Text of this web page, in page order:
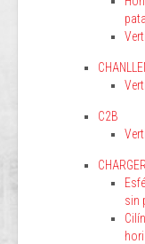
C2B
CHARGER
sin